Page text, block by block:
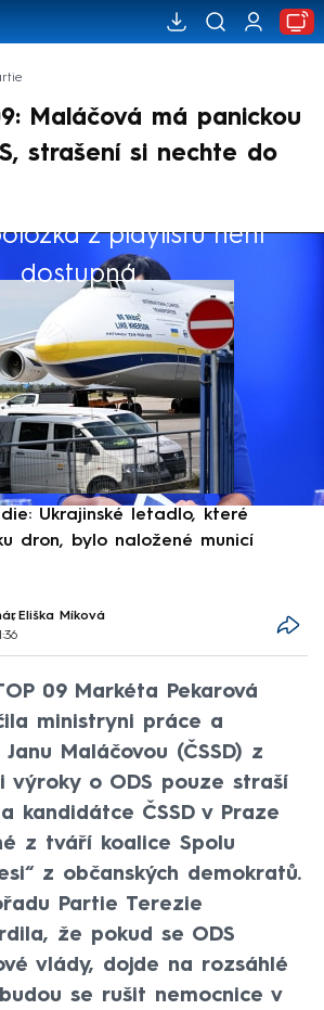
Maláčová má panickou
strašení si nechte do
z playlistu není
dostupná.
Ukrajinské letadlo, které
dron, bylo naložené municí
, Eliška Míková
09 Markéta Pekarová
ministryni práce a
Maláčovou (ČSSD) z
výroky o ODS pouze straší
kandidátce ČSSD v Praze
z tváří koalice Spolu
z občanských demokratů.
Partie Terezie
že pokud se ODS
vlády, dojde na rozsáhlé
se rušit nemocnice v